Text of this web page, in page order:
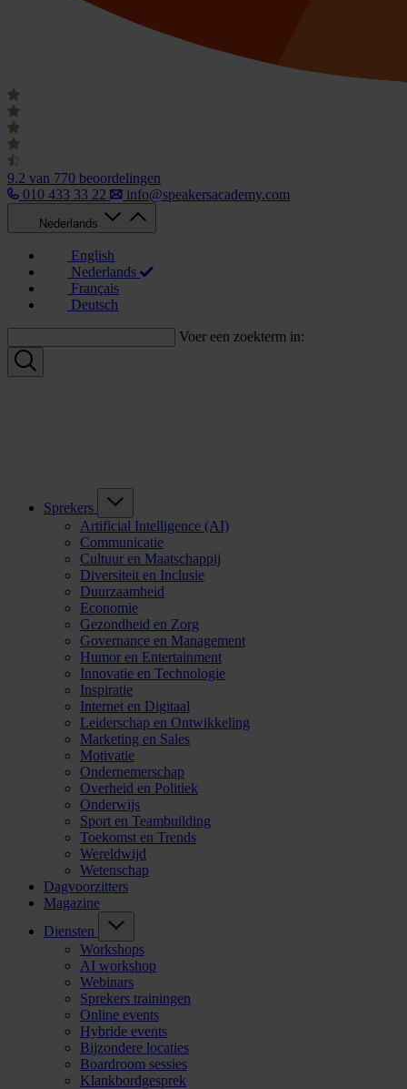
9.2 van 770 beoordelingen
010 433 33 22
info@speakersacademy.com
Nederlands
English
Nederlands
Français
Deutsch
Voer een zoekterm in:
Sprekers
Artificial Intelligence (AI)
Communicatie
Cultuur en Maatschappij
Diversiteit en Inclusie
Duurzaamheid
Economie
Gezondheid en Zorg
Governance en Management
Humor en Entertainment
Innovatie en Technologie
Inspiratie
Internet en Digitaal
Leiderschap en Ontwikkeling
Marketing en Sales
Motivatie
Ondernemerschap
Overheid en Politiek
Onderwijs
Sport en Teambuilding
Toekomst en Trends
Wereldwijd
Wetenschap
Dagvoorzitters
Magazine
Diensten
Workshops
AI workshop
Webinars
Sprekers trainingen
Online events
Hybride events
Bijzondere locaties
Boardroom sessies
Klankbordgesprek